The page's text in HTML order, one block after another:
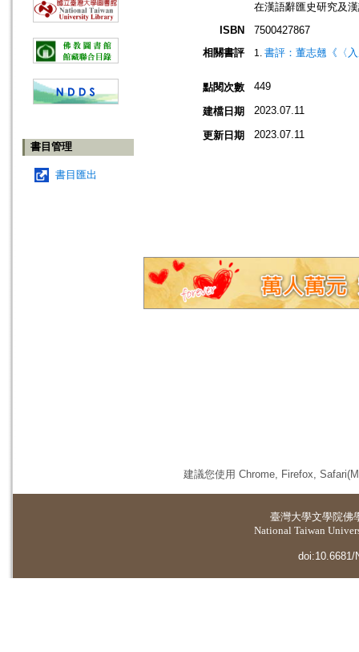
書目管理
書目匯出
在漢語辭匯史研究及
ISBN
7500427867
相關書評
書評：董志翹《〈
點閱次數 449
建檔日期 2023.07.11
更新日期 2023.07.11
建議您使用 Chrome, Firefox,
臺灣大學文學院佛
National Taiwan
doi:10.6681/